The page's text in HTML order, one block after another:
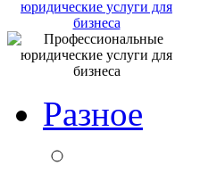
юридические услуги для
бизнеса
Разное